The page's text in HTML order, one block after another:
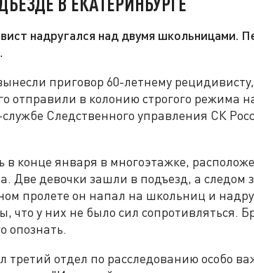
надругался над двумя школьницами.
приговор 60-летнему
отправили в колонию строгого режима
Следственного управления СК
в конце января в многоэтажке,
Две девочки зашли в подъезд, а
пролете он напал на школьниц и
что у них не было сил сопротивляться.
опознать.
третий отдел по расследованию особо